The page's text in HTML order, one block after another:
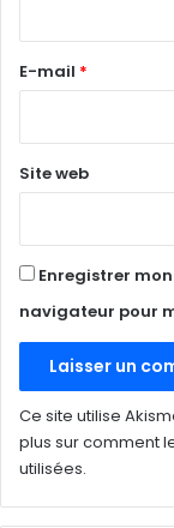
e
E-mail *
Site web
Enregistrer
navigateur pour
Ce site utilise
plus sur comment
utilisées.